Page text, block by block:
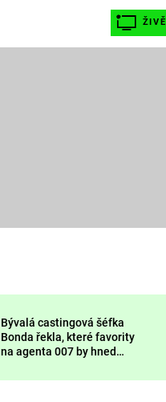
ŽIVĚ
Prima LAJK
Sledujte nás
Bývalá castingová šéfka
Bonda řekla, které favority
na agenta 007 by hned